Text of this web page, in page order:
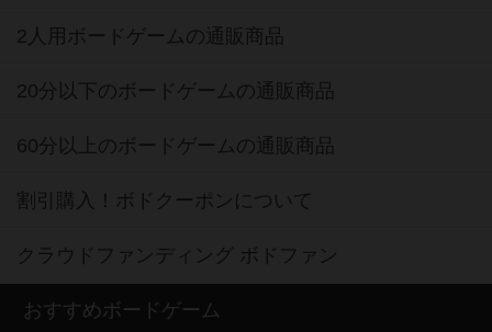
2人用ボードゲームの通販商品
20分以下のボードゲームの通販商品
60分以上のボードゲームの通販商品
割引購入！ボドクーポンについて
クラウドファンディング ボドファン
おすすめボードゲーム